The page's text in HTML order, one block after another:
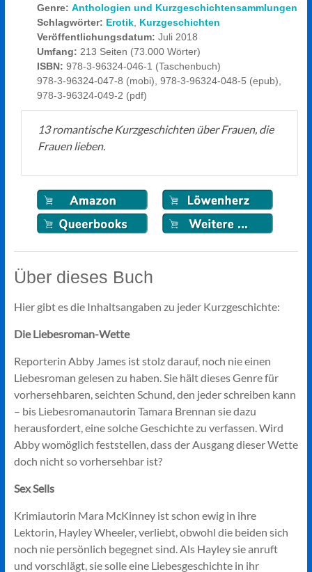
Genre: Anthologien und Kurzgeschichtensammlungen
Schlagwörter: Erotik, Kurzgeschichten
Veröffentlichungsdatum: Juli 2018
Umfang: 213 Seiten (73.000 Wörter)
ISBN: 978-3-96324-046-1 (Taschenbuch)
978-3-96324-047-8 (mobi), 978-3-96324-048-5 (epub),
978-3-96324-049-2 (pdf)
13 romantische Kurzgeschichten über Frauen, die
Frauen lieben.
Über dieses Buch
Hier gibt es die Inhaltsangaben zu jeder Kurzgeschichte:
Die Liebesroman-Wette
Reporterin Abby James ist stolz darauf, noch nie einen
Liebesroman gelesen zu haben. Sie hält dieses Genre für
vorhersehbaren, seichten Schund, den jeder schreiben kann
– bis Liebesromanautorin Tamara Brennan sie dazu
herausfordert, eine solche Geschichte zu verfassen. Wird
Abby womöglich feststellen, dass der Ausgang dieser Wette
doch nicht so vorhersehbar ist?
Sex Sells
Krimiautorin Mara McKinney ist schon ewig in ihre
Lektorin, Hayley Wheeler, verliebt, obwohl die beiden sich
noch nie persönlich begegnet sind. Als Hayley sie anruft
und vorschlägt, sie solle eine Liebesgeschichte in ihr